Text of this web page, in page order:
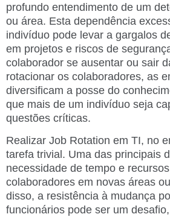
profundo entendimento de um
ou área. Esta dependência
indivíduo pode levar a gargalos
em projetos e riscos de
colaborador se ausentar ou sair
rotacionar os colaboradores, as
diversificam a posse do
que mais de um indivíduo seja
questões críticas.
Realizar Job Rotation em TI, no
tarefa trivial. Uma das principais
necessidade de tempo e
colaboradores em novas áreas
disso, a resistência à mudança
funcionários pode ser um